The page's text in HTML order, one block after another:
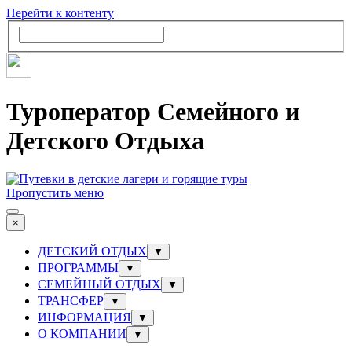
Перейти к контенту
Туроператор Семейного и
Детского Отдыха
Пропустить меню
×
ДЕТСКИЙ ОТДЫХ ▼
ПРОГРАММЫ ▼
СЕМЕЙНЫЙ ОТДЫХ ▼
ТРАНСФЕР ▼
ИНФОРМАЦИЯ ▼
О КОМПАНИИ ▼